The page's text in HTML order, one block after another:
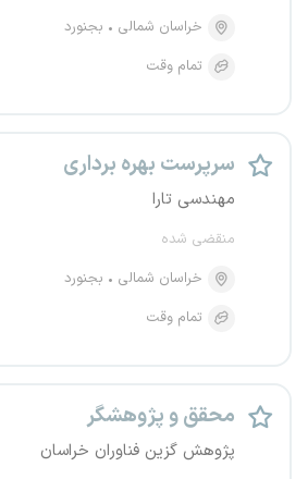
خراسان شمالی
بجنورد
تمام وقت
سرپرست بهره برداری
مهندسی تارا
منقضی شده
خراسان شمالی
بجنورد
تمام وقت
محقق و پژوهشگر
پژوهش گزین فناوران خراسان